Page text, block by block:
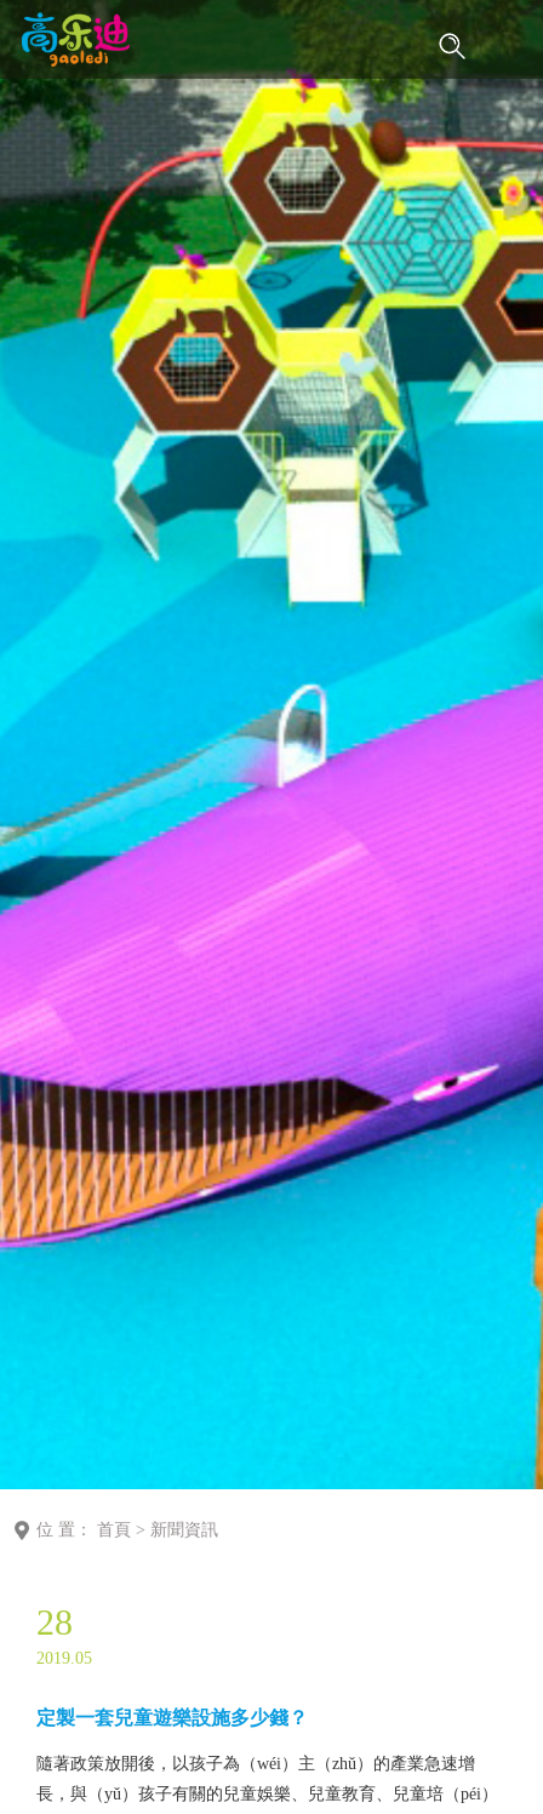
位 置： 首頁 > 新聞資訊
28
2019.05
定製一套兒童遊樂設施多少錢？
隨著政策放開後，以孩子為（wéi）主（zhǔ）的產業急速增
長，與（yǔ）孩子有關的兒童娛樂、兒童教育、兒童培（péi）